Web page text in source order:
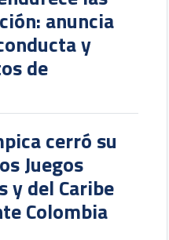
anuncia
y
de
cerró su
Juegos
y del Caribe
Colombia